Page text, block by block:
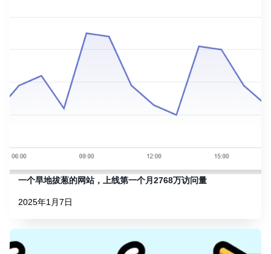
一个旱地拔葱的网站，上线第一个月2768万访问量
2025年1月7日